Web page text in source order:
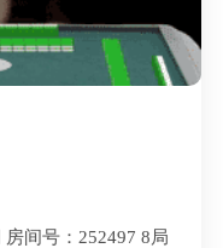
房间号：252497 8局